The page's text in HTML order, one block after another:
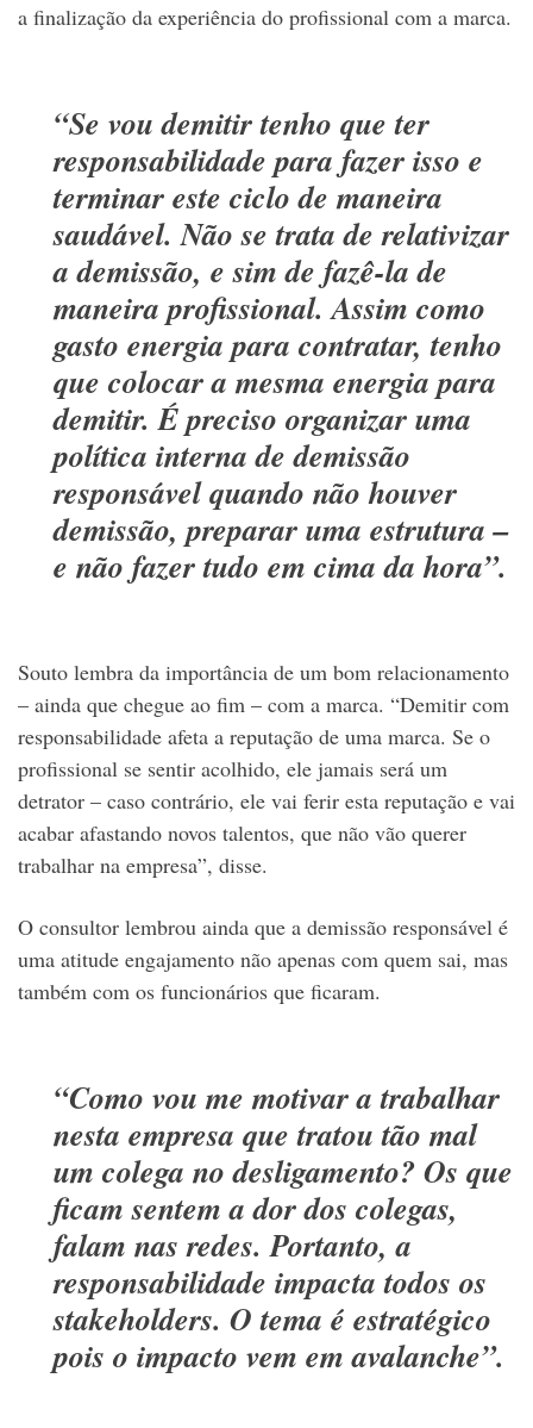
a finalização da experiência do profissional com a marca.
“Se vou demitir tenho que ter
responsabilidade para fazer isso e
terminar este ciclo de maneira
saudável. Não se trata de relativizar
a demissão, e sim de fazê-la de
maneira profissional. Assim como
gasto energia para contratar, tenho
que colocar a mesma energia para
demitir. É preciso organizar uma
política interna de demissão
responsável quando não houver
demissão, preparar uma estrutura –
e não fazer tudo em cima da hora”.
Souto lembra da importância de um bom relacionamento
– ainda que chegue ao fim – com a marca. “Demitir com
responsabilidade afeta a reputação de uma marca. Se o
profissional se sentir acolhido, ele jamais será um
detrator – caso contrário, ele vai ferir esta reputação e vai
acabar afastando novos talentos, que não vão querer
trabalhar na empresa”, disse.
O consultor lembrou ainda que a demissão responsável é
uma atitude engajamento não apenas com quem sai, mas
também com os funcionários que ficaram.
“Como vou me motivar a trabalhar
nesta empresa que tratou tão mal
um colega no desligamento? Os que
ficam sentem a dor dos colegas,
falam nas redes. Portanto, a
responsabilidade impacta todos os
stakeholders. O tema é estratégico
pois o impacto vem em avalanche”.